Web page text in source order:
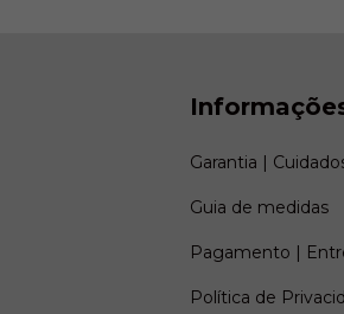
Garantia |
Guia de medidas
Pagamento |
Política de